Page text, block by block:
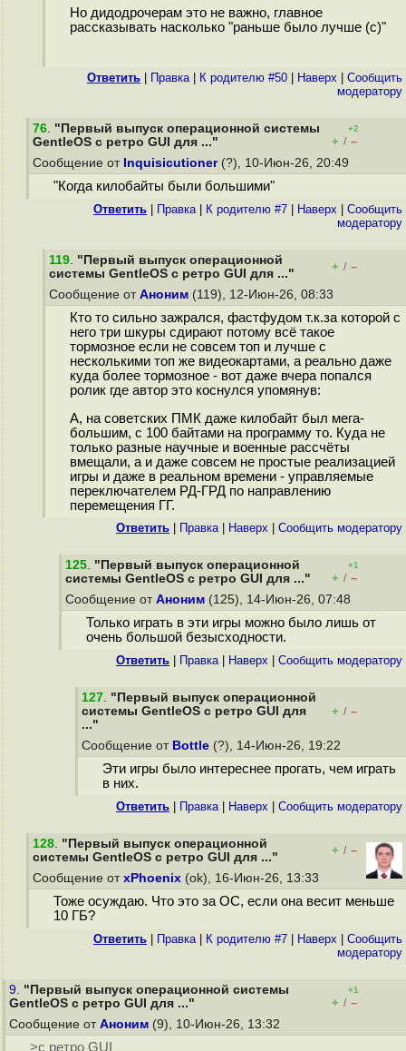
Но дидодpoчерам это не важно, главное
рассказывать насколько "раньше было лучше (с)"
Ответить Правка| К родителю #50 Наверх
Cообщить
модератору
76. "Первый выпуск операционной системы
GentleOS с ретро GUI для ..."
+2
+ / –
Сообщение от Inquisicutioner(?), 10-Июн-26, 20:49
"Когда килобайты были большими"
Ответить Правка| К родителю #7 Наверх
Cообщить
модератору
119. "Первый выпуск операционной
системы GentleOS с ретро GUI для ..."
+ / –
Сообщение от Аноним (119), 12-Июн-26, 08:33
Кто то сильно зажрался, фастфудом т.к.за которой с
него три шкуры сдирают потому всё такое
тормозное если не совсем топ и лучше с
несколькими топ же видеокартами, а реально даже
куда более тормозное - вот даже вчера попался
ролик где автор это коснулся упомянув:
А, на советских ПМК даже килобайт был мега-
большим, с 100 байтами на программу то. Куда не
только разные научные и военные рассчёты
вмещали, а и даже совсем не простые реализацией
игры и даже в реальном времени - управляемые
переключателем РД-ГРД по направлению
перемещения ГГ.
Ответить Правка| Наверх Cообщить модератору
125. "Первый выпуск операционной
системы GentleOS с ретро GUI для ..."
+1
+ / –
Сообщение от Аноним (125), 14-Июн-26, 07:48
Только играть в эти игры можно было лишь от
очень большой безысходности.
Ответить Правка| Наверх Cообщить модератору
127. "Первый выпуск операционной
системы GentleOS с ретро GUI для
..."
+ / –
Сообщение от Bottle (?), 14-Июн-26, 19:22
Эти игры было интереснее прогать, чем играть
в них.
Ответить Правка| Наверх Cообщить модератору
128. "Первый выпуск операционной
системы GentleOS с ретро GUI для ..."
+ / –
Сообщение от xPhoenix (ok), 16-Июн-26, 13:33
Тоже осуждаю. Что это за ОС, если она весит меньше
10 ГБ?
Ответить Правка| К родителю #7 Наверх
Cообщить
модератору
9. "Первый выпуск операционной системы
GentleOS с ретро GUI для ..."
+1
+ / –
Сообщение от Аноним (9), 10-Июн-26, 13:32
>с ретро GUI